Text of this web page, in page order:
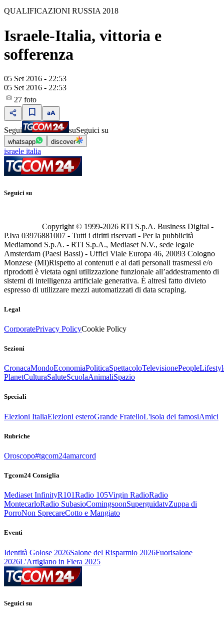
QUALIFICAZIONI RUSSIA 2018
Israele-Italia, vittoria e
sofferenza
05 Set 2016 - 22:53
05 Set 2016 - 22:53
27 foto
Segui suSeguici su
whatsapp discover
israele italia
Seguici su
Copyright © 1999-2026 RTI S.p.A. Business Digital -
P.Iva 03976881007 - Tutti i diritti riservati - Per la pubblicità
Mediamond S.p.A. - RTI S.p.A., Mediaset N.V., sede legale
Amsterdam (Paesi Bassi) - Uffici Viale Europa 46, 20093 Cologno
Monzese (MI)Rispetto ai contenuti e ai dati personali trasmessi e/o
riprodotti è vietata ogni utilizzazione funzionale all’addestramento di
sistemi di intelligenza artificiale generativa. È altresì fatto divieto
espresso di utilizzare mezzi automatizzati di data scraping.
Legal
CorporatePrivacy PolicyCookie Policy
Sezioni
CronacaMondoEconomiaPoliticaSpettacoloTelevisionePeople
PlanetCulturaSaluteScuolaAnimaliSpazio
Speciali
Elezioni ItaliaElezioni esteroGrande FratelloL'isola dei famosiAmici
Rubriche
Oroscopo#tgcom24amarcord
Tgcom24 Consiglia
Mediaset InfinityR101Radio 105Virgin RadioRadio
MontecarloRadio SubasioComingsoonSuperguidatvZuppa di
PorroNon SprecareCotto e Mangiato
Eventi
Identità Golose 2026Salone del Risparmio 2026Fuorisalone
2026L'Artigiano in Fiera 2025
Seguici su